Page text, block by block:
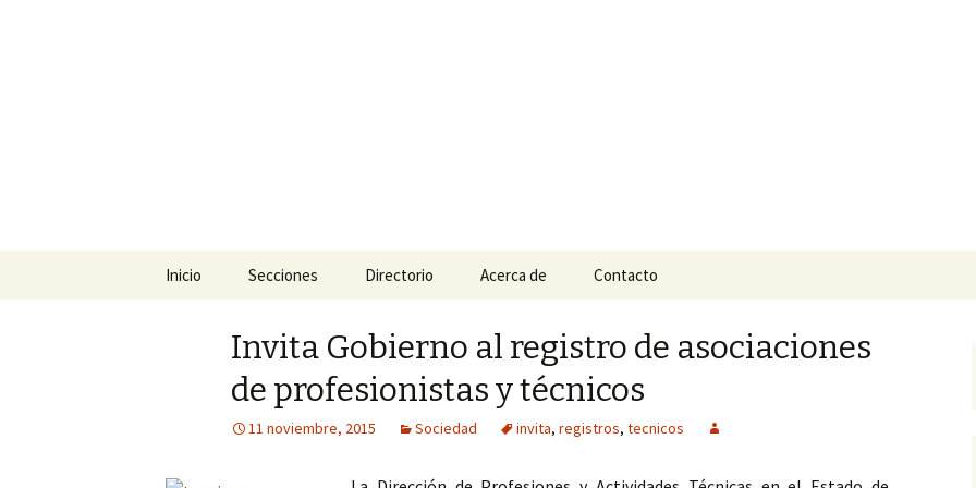
Inicio Secciones
Sociedad
Directorio Acerca de Contacto
Invita Gobierno al registro de asociaciones
de profesionistas y técnicos
11 noviembre, 2015 Sociedad invita, registros, tecnicos